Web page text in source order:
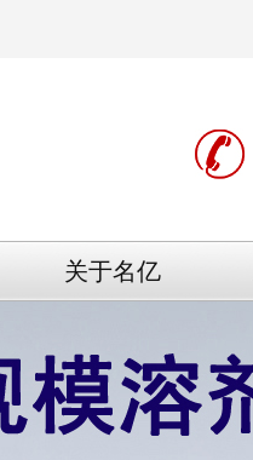
关于名亿